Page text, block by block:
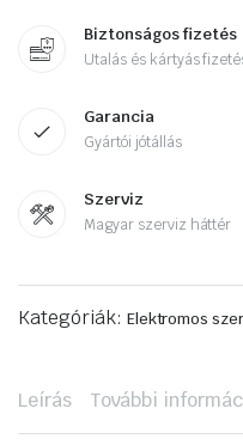
Biztonságos fizetés
Utalás és kártyás
Garancia
Gyártói jótállás
Szerviz
Magyar szerviz háttér
Kategóriák: Elektromos
Leírás További